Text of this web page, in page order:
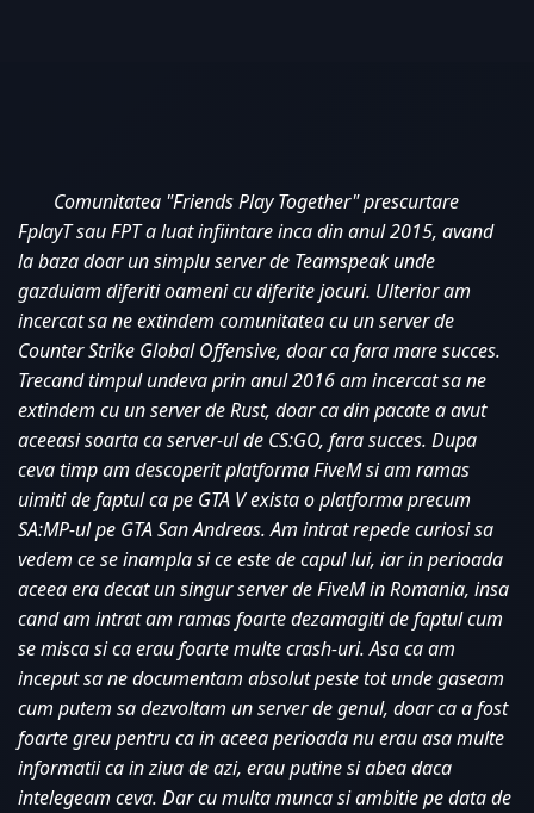
Comunitatea "Friends Play Together" prescurtare
FplayT sau FPT a luat infiintare inca din anul 2015, avand
la baza doar un simplu server de Teamspeak unde
gazduiam diferiti oameni cu diferite jocuri. Ulterior am
incercat sa ne extindem comunitatea cu un server de
Counter Strike Global Offensive, doar ca fara mare succes.
Trecand timpul undeva prin anul 2016 am incercat sa ne
extindem cu un server de Rust, doar ca din pacate a avut
aceeasi soarta ca server-ul de CS:GO, fara succes. Dupa
ceva timp am descoperit platforma FiveM si am ramas
uimiti de faptul ca pe GTA V exista o platforma precum
SA:MP-ul pe GTA San Andreas. Am intrat repede curiosi sa
vedem ce se inampla si ce este de capul lui, iar in perioada
aceea era decat un singur server de FiveM in Romania, insa
cand am intrat am ramas foarte dezamagiti de faptul cum
se misca si ca erau foarte multe crash-uri. Asa ca am
inceput sa ne documentam absolut peste tot unde gaseam
cum putem sa dezvoltam un server de genul, doar ca a fost
foarte greu pentru ca in aceea perioada nu erau asa multe
informatii ca in ziua de azi, erau putine si abea daca
intelegeam ceva. Dar cu multa munca si ambitie pe data de